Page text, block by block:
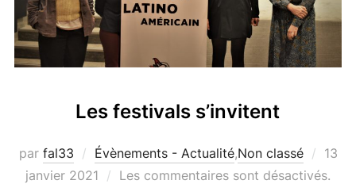
Les festivals s’invitent
par fal33 Évènements - Actualité,Non classé
le
13
janvier 2021
Les commentaires sont désactivés.